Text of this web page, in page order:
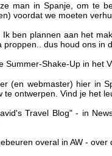
man in Spanje, om te
voordat we moeten
ben plannen aan het
dus houd ons in
Summer-Shake-Up in het
(en webmaster) hier in
te ontwerpen. Vind je het
's Travel Blog" - in
overal in AW - over